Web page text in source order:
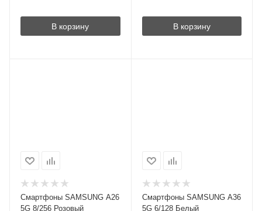
В корзину В корзину
Смартфоны SAMSUNG A26
5G 8/256 Розовый
Смартфоны SAMSUNG A36
5G 6/128 Белый